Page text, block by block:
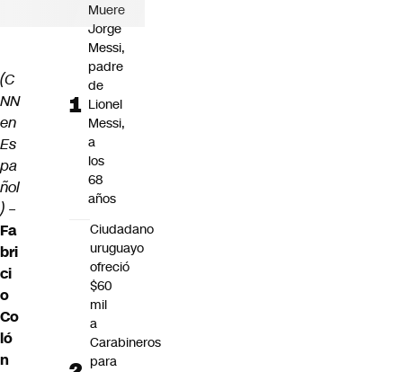
(C
NN
en
Es
pa
ñol
) –
Fa
bri
ci
o
Co
ló
n
Muere
Jorge
Messi,
padre
de
Lionel
Messi,
a
los
68
años
Ciudadano
uruguayo
ofreció
$60
mil
a
Carabineros
para